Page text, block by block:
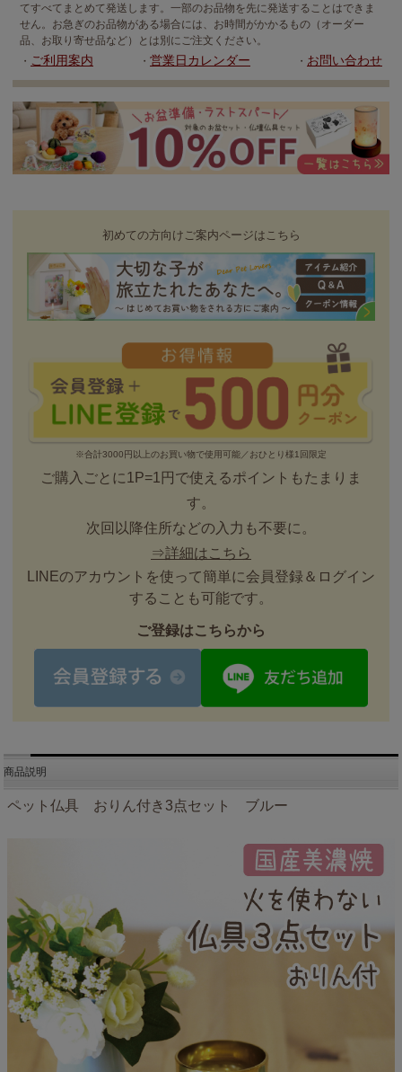
てすべてまとめて発送します。一部のお品物を先に発送することはできま
せん。お急ぎのお品物がある場合には、お時間がかかるもの（オーダー
品、お取り寄せ品など）とは別にご注文ください。
・ ご利用案内 ・ 営業日カレンダー ・ お問い合わせ
初めての方向けご案内ページはこちら
※合計3000円以上のお買い物で使用可能／おひとり様1回限定
ご購入ごとに1P=1円で使えるポイントもたまりま
す。
次回以降住所などの入力も不要に。
⇒詳細はこちら
LINEのアカウントを使って簡単に会員登録＆ログイン
することも可能です。
ご登録はこちらから
商品説明
ペット仏具 おりん付き3点セット ブルー